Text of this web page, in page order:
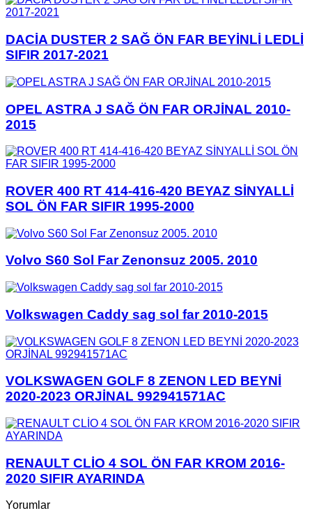
DACİA DUSTER 2 SAĞ ÖN FAR BEYİNLİ LEDLİ
SIFIR 2017-2021
OPEL ASTRA J SAĞ ÖN FAR ORJİNAL 2010-
2015
ROVER 400 RT 414-416-420 BEYAZ SİNYALLİ
SOL ÖN FAR SIFIR 1995-2000
Volvo S60 Sol Far Zenonsuz 2005. 2010
Volkswagen Caddy sag sol far 2010-2015
VOLKSWAGEN GOLF 8 ZENON LED BEYNİ
2020-2023 ORJİNAL 992941571AC
RENAULT CLİO 4 SOL ÖN FAR KROM 2016-
2020 SIFIR AYARINDA
Yorumlar